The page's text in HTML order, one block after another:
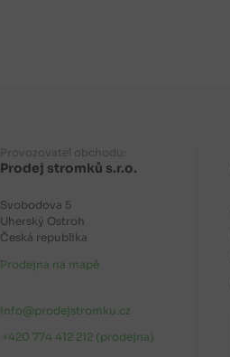
Provozovatel obchodu:
Prodej stromků s.r.o.
Svobodova 5
Uherský Ostroh
Česká republika
Prodejna na mapě
info@prodejstromku.cz
+420 774 412 212 (prodejna)